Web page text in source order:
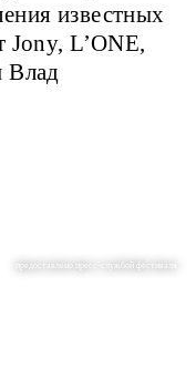
известных
Jony, L’ONE,
Влад
предоставлено пресс-службой фестиваля